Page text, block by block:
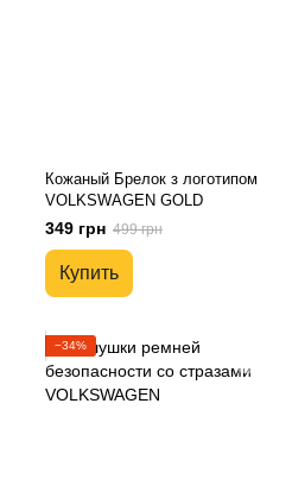
Кожаный Брелок з логотипом
VOLKSWAGEN GOLD
349 грн 499 грн
Купить
−34%